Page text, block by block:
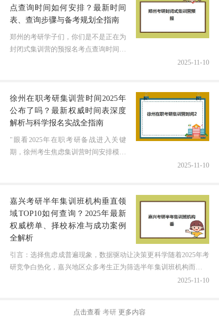
点查询时间如何安排？最新时间
表、查询步骤与备考规划全指南
郑州的考研学子们，你们是不是正在为
封闭式集训营的预报名考点查询时间而
2025-11-10
徐州在职考研集训营时间2025年
公布了吗？最新权威时间表深度
解析与科学报名实战全指南
"眼看2025年在职考研备战进入关键
期，徐州考生焦虑集训营时间安排模糊
2025-11-10
嘉兴考研半年集训班机构垂直领
域TOP10如何查询？2025年最新
权威榜单、择校标准与成功案例
全解析
引言：选择焦虑成普遍现象，数据驱动让决策更科学随着2025年考
研竞争白热化，嘉兴地区众多考生正为筛选半年集训班机构而陷入
深度纠结。据统计，浙江作为考研大省，半年制集训咨询...2025-11-10
点击查看 考研 更多内容